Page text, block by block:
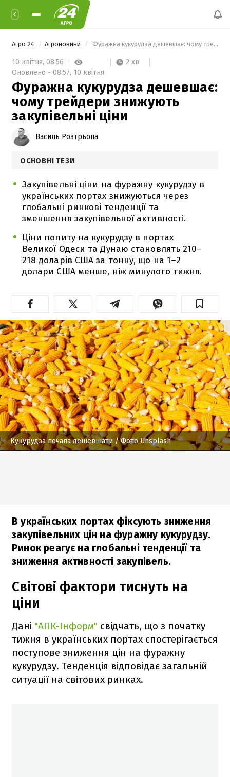
Агро 24 Агроновини Фуражна кукурудза дешевшає: чому трейдери знижують закупівельні ціни
10 квітня, 08:56
2 хв
Оновлено - 08:57, 10 квітня
Фуражна кукурудза дешевшає:
чому трейдери знижують
закупівельні ціни
Василь Розтрьопа
ОСНОВНІ ТЕЗИ
Закупівельні ціни на фуражну кукурудзу в
українських портах знижуються через
глобальні ринкові тенденції та
зменшення закупівельної активності.
Ціни попиту на кукурудзу в портах
Великої Одеси та Дунаю становлять 210–
218 доларів США за тонну, що на 1–2
долари США менше, ніж минулого тижня.
Кукурудза почала дешевшати / Фото Unsplash
В українських портах фіксують зниження
закупівельних цін на фуражну кукурудзу.
Ринок реагує на глобальні тенденції та
зниження активності закупівель.
Світові фактори тиснуть на
ціни
Дані "АПК-Інформ" свідчать, що з початку
тижня в українських портах спостерігається
поступове зниження цін на фуражну
кукурудзу. Тенденція відповідає загальній
ситуації на світових ринках.